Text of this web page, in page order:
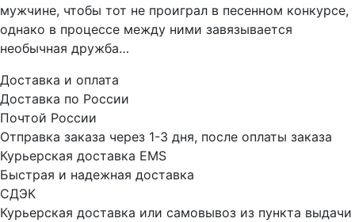
мужчине, чтобы тот не проиграл в песенном конкурсе,
однако в процессе между ними завязывается
необычная дружба…
Доставка и оплата
Доставка по России
Почтой России
Отправка заказа через 1-3 дня, после оплаты заказа
Курьерская доставка EMS
Быстрая и надежная доставка
СДЭК
Курьерская доставка или самовывоз из пункта выдачи